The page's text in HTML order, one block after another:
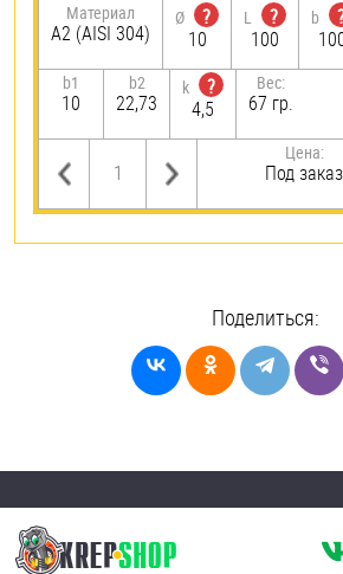
Материал
А2 (AISI 304)
Ø
?
10
L
?
100
b
b1
10
b2
22,73
k
?
4,5
Вес:
67 гр.
Цена:
Под заказ
Поделиться: